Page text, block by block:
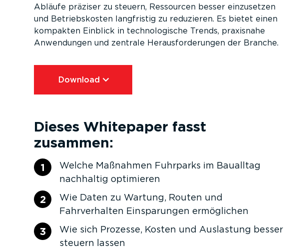
Abläufe präziser zu steuern, Ressourcen besser einzusetzen
und Betriebskosten langfristig zu reduzieren. Es bietet einen
kompakten Einblick in technologische Trends, praxisnahe
Anwendungen und zentrale Herausforderungen der Branche.
Download⁠
Dieses Whitepaper fasst
zusammen:
1
Welche Maßnahmen Fuhrparks im Baualltag
nachhaltig optimieren
2
Wie Daten zu Wartung, Routen und
Fahrverhalten Einsparungen ermöglichen
3
Wie sich Prozesse, Kosten und Auslastung besser
steuern lassen